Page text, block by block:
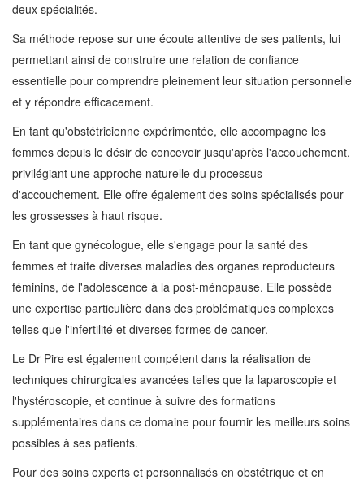
deux spécialités.
Sa méthode repose sur une écoute attentive de ses patients, lui
permettant ainsi de construire une relation de confiance
essentielle pour comprendre pleinement leur situation personnelle
et y répondre efficacement.
En tant qu'obstétricienne expérimentée, elle accompagne les
femmes depuis le désir de concevoir jusqu'après l'accouchement,
privilégiant une approche naturelle du processus
d'accouchement. Elle offre également des soins spécialisés pour
les grossesses à haut risque.
En tant que gynécologue, elle s'engage pour la santé des
femmes et traite diverses maladies des organes reproducteurs
féminins, de l'adolescence à la post-ménopause. Elle possède
une expertise particulière dans des problématiques complexes
telles que l'infertilité et diverses formes de cancer.
Le Dr Pire est également compétent dans la réalisation de
techniques chirurgicales avancées telles que la laparoscopie et
l'hystéroscopie, et continue à suivre des formations
supplémentaires dans ce domaine pour fournir les meilleurs soins
possibles à ses patients.
Pour des soins experts et personnalisés en obstétrique et en